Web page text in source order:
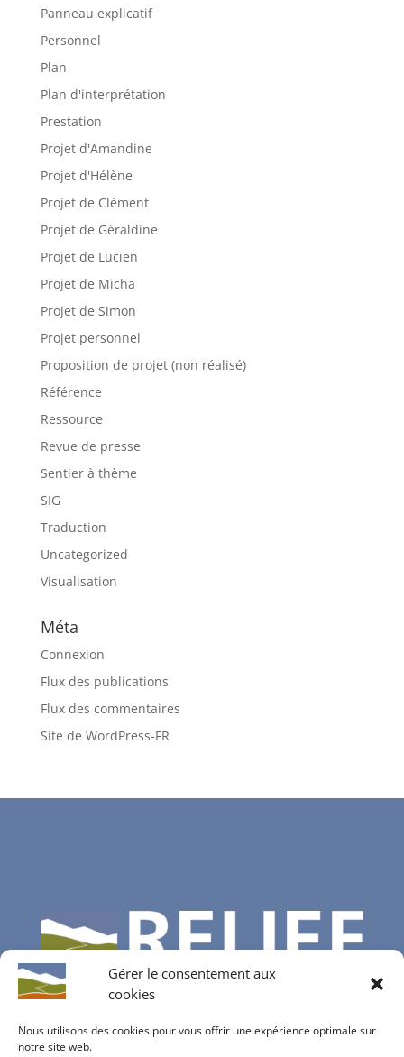
Gérer le consentement aux
cookies
Nous utilisons des cookies pour vous offrir une expérience optimale sur
notre site web.
Panneau explicatif
Personnel
Plan
Plan d'interprétation
Prestation
Projet d'Amandine
Projet d'Hélène
Projet de Clément
Projet de Géraldine
Projet de Lucien
Projet de Micha
Projet de Simon
Projet personnel
Proposition de projet (non réalisé)
Référence
Ressource
Revue de presse
Sentier à thème
SIG
Traduction
Uncategorized
Visualisation
Méta
Connexion
Flux des publications
Flux des commentaires
Site de WordPress-FR